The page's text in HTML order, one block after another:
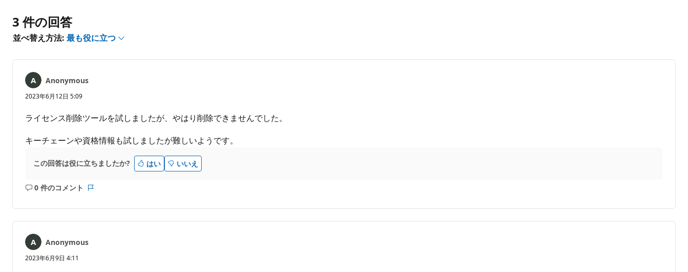
は
あ
ま
ん
3 件の回答
並べ替え方法: 最も役に立つ
Anonymous
2023年6月12日 5:09
ライセンス削除ツールを試しましたが、やはり削除できませんでした。
キーチェーンや資格情報も試しましたが難しいようです。
この回答は役に立ちましたか? はい いいえ
0 件のコメント
コ
ト
あ
り
ト
Anonymous
2023年6月9日 4:11